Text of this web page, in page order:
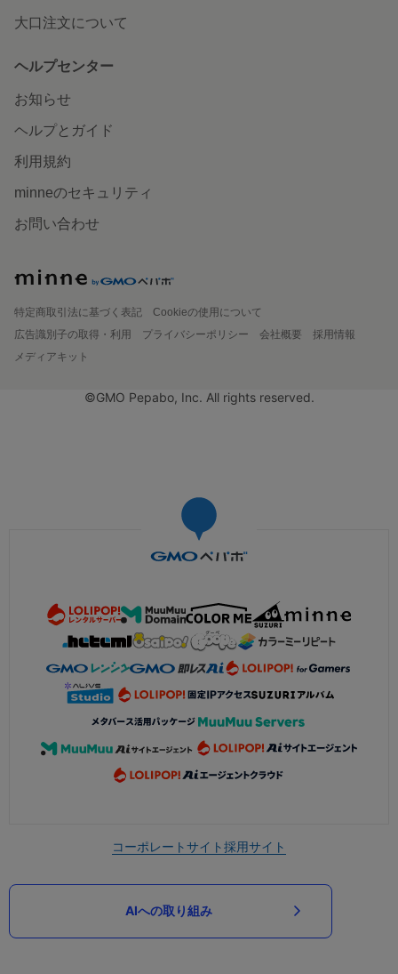
大口注文について
ヘルプセンター
お知らせ
ヘルプとガイド
利用規約
minneのセキュリティ
お問い合わせ
特定商取引法に基づく表記
Cookieの使用について
広告識別子の取得・利用
プライバシーポリシー 会社概要
採用情報
メディアキット
©GMO Pepabo, Inc. All rights reserved.
コーポレートサイト採用サイト
AIへの取り組み